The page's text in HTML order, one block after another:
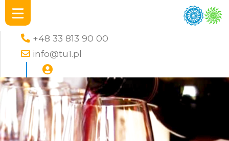
+48 33 813 90 00
info@tu1.pl